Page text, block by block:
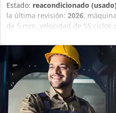
Estado: reacondicionado
la última revisión: 2026,
de 5 mm, velocidad de 55
apriete ajustable mediante
Ajzidlysb Serf